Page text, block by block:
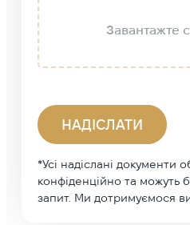
Завантажте
*Усі надіслані документи
конфіденційно та можуть
запит. Ми дотримуємося